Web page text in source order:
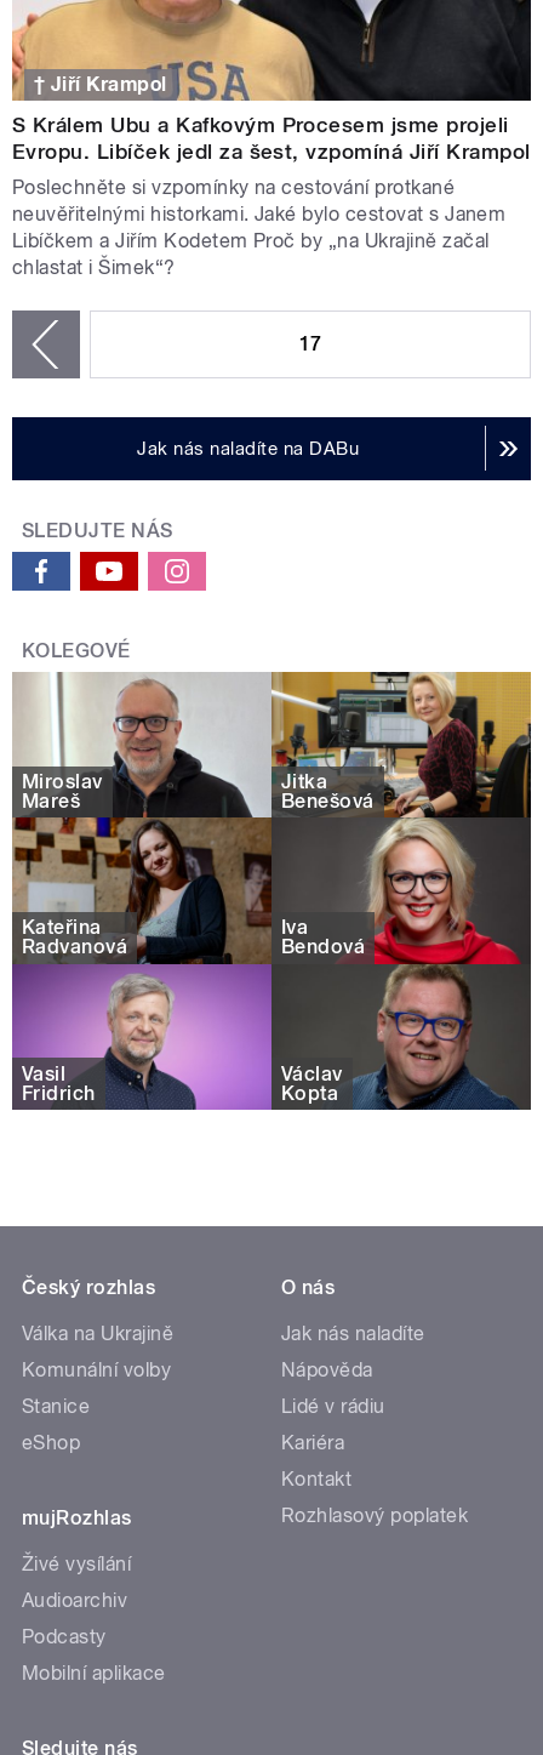
† Jiří Krampol
S Králem Ubu a Kafkovým Procesem jsme projeli
Evropu. Libíček jedl za šest, vzpomíná Jiří Krampol
Poslechněte si vzpomínky na cestování protkané
neuvěřitelnými historkami. Jaké bylo cestovat s Janem
Libíčkem a Jiřím Kodetem Proč by „na Ukrajině začal
chlastat i Šimek“?
17
Jak nás naladíte na DABu
SLEDUJTE NÁS
KOLEGOVÉ
Miroslav
Mareš
Jitka
Benešová
Kateřina
Radvanová
Iva
Bendová
Vasil
Fridrich
Václav
Kopta
Český rozhlas
Válka na Ukrajině
Komunální volby
Stanice
eShop
mujRozhlas
Živé vysílání
Audioarchiv
Podcasty
Mobilní aplikace
O nás
Jak nás naladíte
Nápověda
Lidé v rádiu
Kariéra
Kontakt
Rozhlasový poplatek
Sledujte nás